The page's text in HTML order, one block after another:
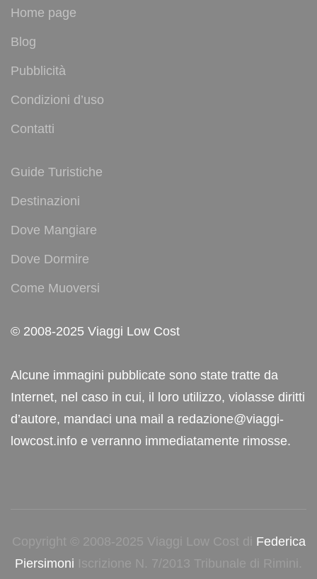
Home page
Blog
Pubblicità
Condizioni d’uso
Contatti
Guide Turistiche
Destinazioni
Dove Mangiare
Dove Dormire
Come Muoversi
© 2008-2025 Viaggi Low Cost
Alcune immagini pubblicate sono state tratte da
Internet, nel caso in cui, il loro utilizzo, violasse diritti
d’autore, mandaci una mail a redazione@viaggi-
lowcost.info e verranno immediatamente rimosse.
Copyright © 2008-2025 Viaggi Low Cost di Federica
Piersimoni Iscrizione N. 7/2013 Tribunale di Rimini.